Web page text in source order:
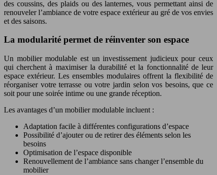
des coussins, des plaids ou des lanternes, vous permettant ainsi de
renouveler l’ambiance de votre espace extérieur au gré de vos envies
et des saisons.
La modularité permet de réinventer son espace
Un mobilier modulable est un investissement judicieux pour ceux
qui cherchent à maximiser la durabilité et la fonctionnalité de leur
espace extérieur. Les ensembles modulaires offrent la flexibilité de
réorganiser votre terrasse ou votre jardin selon vos besoins, que ce
soit pour une soirée intime ou une grande réception.
Les avantages d’un mobilier modulable incluent :
Adaptation facile à différentes configurations d’espace
Possibilité d’ajouter ou de retirer des éléments selon les
besoins
Optimisation de l’espace disponible
Renouvellement de l’ambiance sans changer l’ensemble du
mobilier